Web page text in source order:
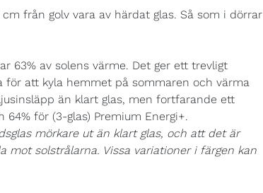
från golv vara av härdat glas. Så som i dörrar
63% av solens värme. Det ger ett trevligt
att kyla hemmet på sommaren och värma
än klart glas, men fortfarande ett
64% för (3-glas) Premium Energi+.
mörkare ut än klart glas, och att det är
mot solstrålarna. Vissa variationer i färgen kan